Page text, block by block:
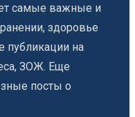
самые важные и
здоровье
публикации на
ЗОЖ. Еще
посты о